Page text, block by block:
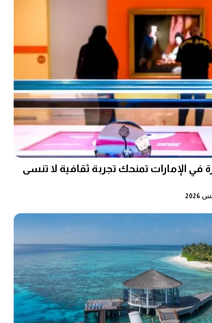
الإمارات تمنحك تجربة ثقافية لا تنسى